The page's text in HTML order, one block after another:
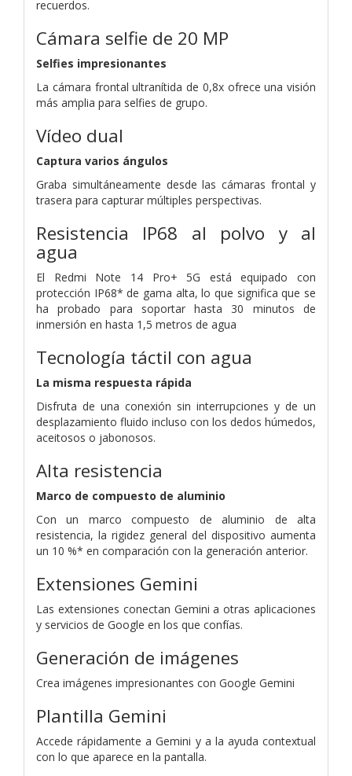
recuerdos.
Cámara selfie de 20 MP
Selfies impresionantes
La cámara frontal ultranítida de 0,8x ofrece una visión
más amplia para selfies de grupo.
Vídeo dual
Captura varios ángulos
Graba simultáneamente desde las cámaras frontal y
trasera para capturar múltiples perspectivas.
Resistencia IP68 al polvo y al
agua
El Redmi Note 14 Pro+ 5G está equipado con
protección IP68* de gama alta, lo que significa que se
ha probado para soportar hasta 30 minutos de
inmersión en hasta 1,5 metros de agua
Tecnología táctil con agua
La misma respuesta rápida
Disfruta de una conexión sin interrupciones y de un
desplazamiento fluido incluso con los dedos húmedos,
aceitosos o jabonosos.
Alta resistencia
Marco de compuesto de aluminio
Con un marco compuesto de aluminio de alta
resistencia, la rigidez general del dispositivo aumenta
un 10 %* en comparación con la generación anterior.
Extensiones Gemini
Las extensiones conectan Gemini a otras aplicaciones
y servicios de Google en los que confías.
Generación de imágenes
Crea imágenes impresionantes con Google Gemini
Plantilla Gemini
Accede rápidamente a Gemini y a la ayuda contextual
con lo que aparece en la pantalla.